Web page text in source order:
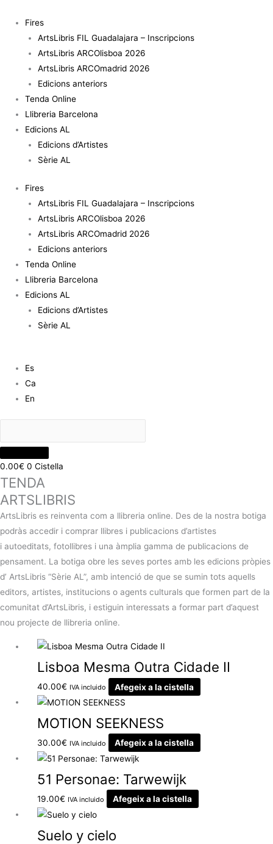
contingut
Fires
ArtsLibris FIL Guadalajara – Inscripcions
ArtsLibris ARCOlisboa 2026
ArtsLibris ARCOmadrid 2026
Edicions anteriors
Tenda Online
Llibreria Barcelona
Edicions AL
Edicions d’Artistes
Sèrie AL
Fires
ArtsLibris FIL Guadalajara – Inscripcions
ArtsLibris ARCOlisboa 2026
ArtsLibris ARCOmadrid 2026
Edicions anteriors
Tenda Online
Llibreria Barcelona
Edicions AL
Edicions d’Artistes
Sèrie AL
Es
Ca
En
0.00€ 0 Cistella
TENDA
ARTSLIBRIS
ArtsLibris es reinventa com a llibreria online. Des de la nostra botiga
podràs accedir i comprar llibres i publicacions d’artistes
i autoeditats, fotollibres i una àmplia gamma de publicacions de
pensament. La botiga obre les seves portes amb les edicions pròpies
d’ ArtsLibris “Sèrie AL”, amb intenció de que se sumin tots aquells
editors, artistes, institucions o agents culturals que formen part de la
comunitat d’ArtsLibris, i estiguin interessats a formar part d’aquest
nou projecte de llibreria online.
Lisboa Mesma Outra Cidade II
40.00€ IVA incluido Afegeix a la cistella
MOTION SEEKNESS
30.00€ IVA incluido Afegeix a la cistella
51 Personae: Tarwewijk
19.00€ IVA incluido Afegeix a la cistella
Suelo y cielo